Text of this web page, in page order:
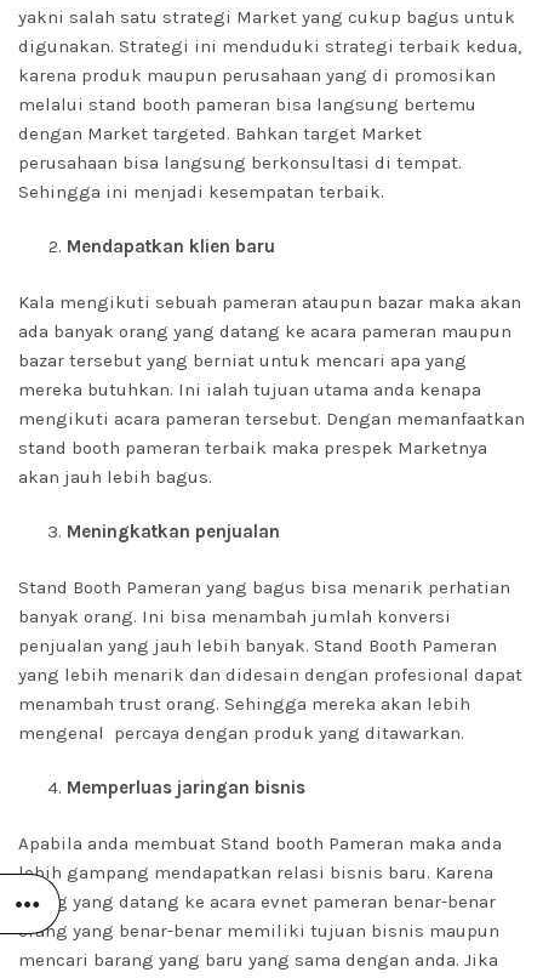
yakni salah satu strategi Market yang cukup bagus untuk
digunakan. Strategi ini menduduki strategi terbaik kedua,
karena produk maupun perusahaan yang di promosikan
melalui stand booth pameran bisa langsung bertemu
dengan Market targeted. Bahkan target Market
perusahaan bisa langsung berkonsultasi di tempat.
Sehingga ini menjadi kesempatan terbaik.
Mendapatkan klien baru
Kala mengikuti sebuah pameran ataupun bazar maka akan
ada banyak orang yang datang ke acara pameran maupun
bazar tersebut yang berniat untuk mencari apa yang
mereka butuhkan. Ini ialah tujuan utama anda kenapa
mengikuti acara pameran tersebut. Dengan memanfaatkan
stand booth pameran terbaik maka prespek Marketnya
akan jauh lebih bagus.
Meningkatkan penjualan
Stand Booth Pameran yang bagus bisa menarik perhatian
banyak orang. Ini bisa menambah jumlah konversi
penjualan yang jauh lebih banyak. Stand Booth Pameran
yang lebih menarik dan didesain dengan profesional dapat
menambah trust orang. Sehingga mereka akan lebih
mengenal percaya dengan produk yang ditawarkan.
Memperluas jaringan bisnis
Apabila anda membuat Stand booth Pameran maka anda
lebih gampang mendapatkan relasi bisnis baru. Karena
orang yang datang ke acara evnet pameran benar-benar
orang yang benar-benar memiliki tujuan bisnis maupun
mencari barang yang baru yang sama dengan anda. Jika